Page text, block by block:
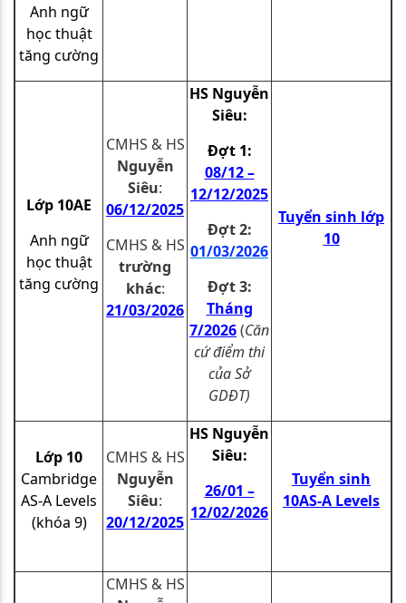
Anh ngữ
học thuật
tăng cường
Lớp 10AE
Anh ngữ
học thuật
tăng cường
CMHS & HS
Nguyễn
Siêu:
06/12/2025
CMHS & HS
trường
khác:
21/03/2026
HS Nguyễn
Siêu:
Đợt 1:
08/12 –
12/12/2025
Đợt 2:
01/03/2026
Đợt 3:
Tháng
7/2026(Căn
cứ điểm thi
của Sở
GDĐT)
Tuyển sinh lớp
10
Lớp 10
Cambridge
AS-A Levels
(khóa 9)
CMHS & HS
Nguyễn
Siêu:
20/12/2025
HS Nguyễn
Siêu:
26/01 –
12/02/2026
Tuyển sinh
10AS-A Levels
CMHS & HS